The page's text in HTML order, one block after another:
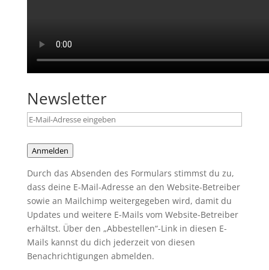
Newsletter
Anmelden
Durch das Absenden des Formulars stimmst du zu,
dass deine E-Mail-Adresse an den Website-Betreiber
sowie an Mailchimp weitergegeben wird, damit du
Updates und weitere E-Mails vom Website-Betreiber
erhältst. Über den „Abbestellen“-Link in diesen E-
Mails kannst du dich jederzeit von diesen
Benachrichtigungen abmelden.